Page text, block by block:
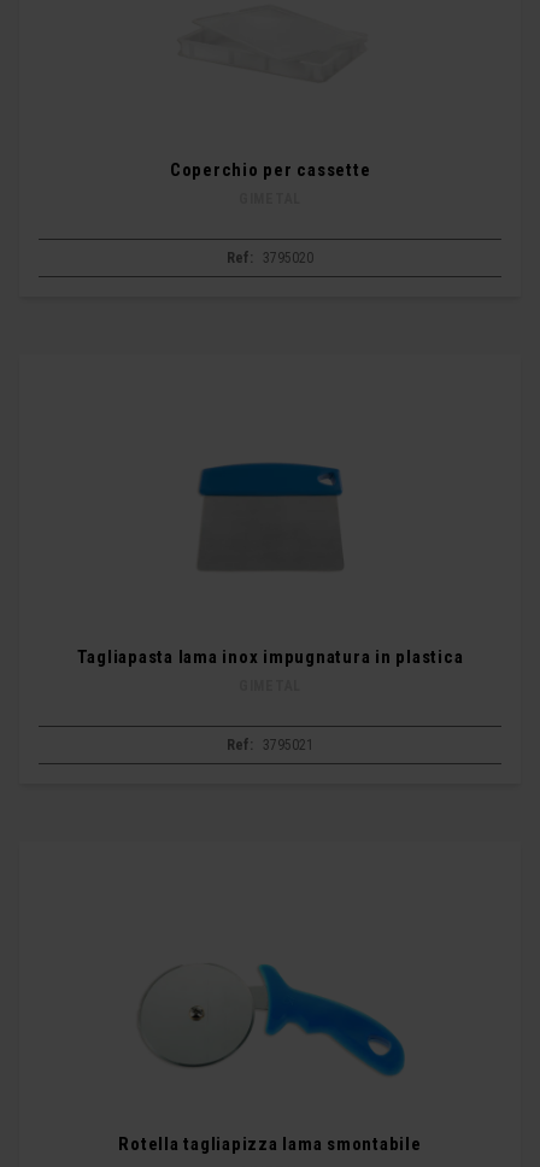
Coperchio per cassette
Ref: 3795020
Tagliapasta lama inox impugnatura in plastica
Ref: 3795021
Rotella tagliapizza lama smontabile